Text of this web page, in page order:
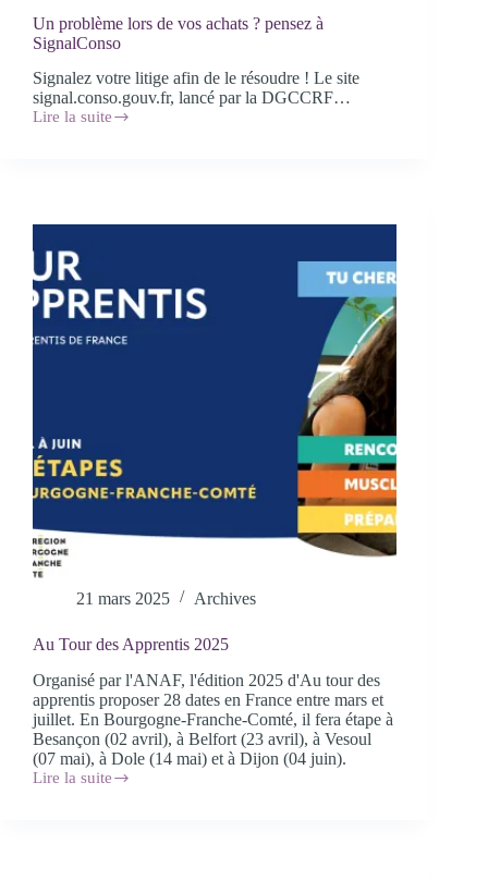
Un problème lors de vos achats ? pensez à
SignalConso
Signalez votre litige afin de le résoudre ! Le site
signal.conso.gouv.fr, lancé par la DGCCRF…
Lire la suite
Un
pensez
à
SignalConso
21 mars 2025 Archives
Au Tour des Apprentis 2025
Organisé par l'ANAF, l'édition 2025 d'Au tour des
apprentis proposer 28 dates en France entre mars et
juillet. En Bourgogne-Franche-Comté, il fera étape à
Besançon (02 avril), à Belfort (23 avril), à Vesoul
(07 mai), à Dole (14 mai) et à Dijon (04 juin).
Lire la suite
Au